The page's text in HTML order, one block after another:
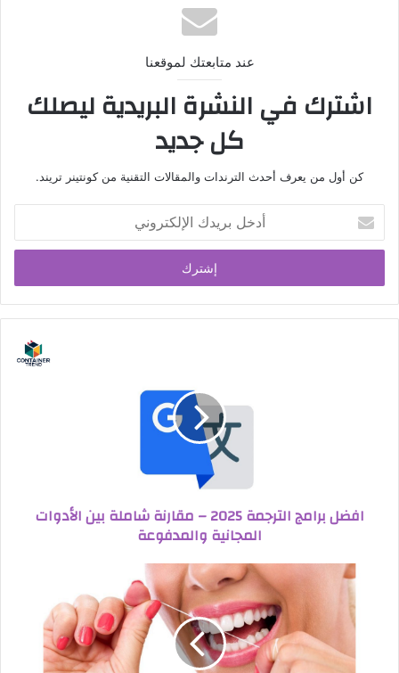
عند متابعتك لموقعنا
اشترك في النشرة البريدية ليصلك
كل جديد
كن أول من يعرف أحدث الترندات والمقالات التقنية من كونتينر تريند.
بريدك
الإلكتروني
افضل برامج الترجمة 2025 – مقارنة شاملة بين الأدوات
المجانية والمدفوعة